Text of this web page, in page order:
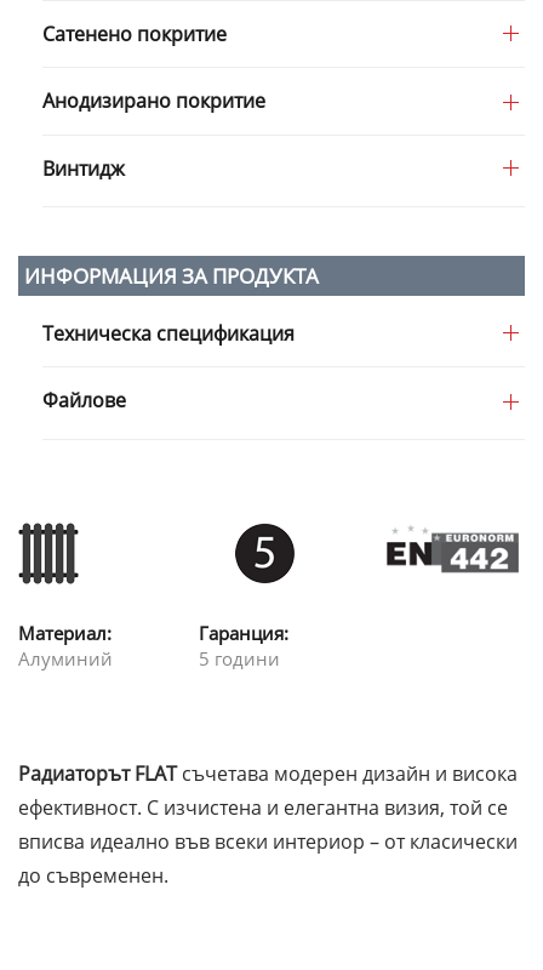
Сатенено покритие
Анодизирано покритие
Винтидж
ИНФОРМАЦИЯ ЗА ПРОДУКТА
Техническа спецификация
Файлове
Материал:
Алуминий
Гаранция:
5 години
Радиаторът FLATсъчетава модерен дизайн и висока
ефективност. С изчистена и елегантна визия, той се
вписва идеално във всеки интериор – от класически
до съвременен.